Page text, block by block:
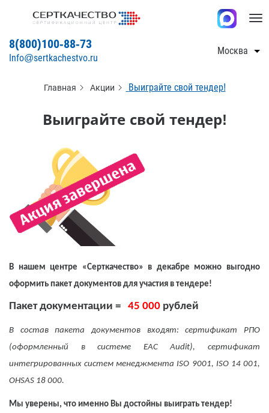
8(800)100-88-73
Info@sertkachestvo.ru
Москва
Главная Акции Выиграйте свой тендер!
Выиграйте свой тендер!
В нашем центре «Серткачество» в декабре можно выгодно
оформить пакет документов для участия в тендере!
Пакет документации = 45 000 рублей
В состав пакета документов входят: сертификат РПО
(оформленный в системе EAC Audit), сертификат
интегрированных систем менеджмента ISO 9001, ISO14 001,
OHSAS 18 000.
Мы уверены, что именно Вы достойны выиграть тендер!